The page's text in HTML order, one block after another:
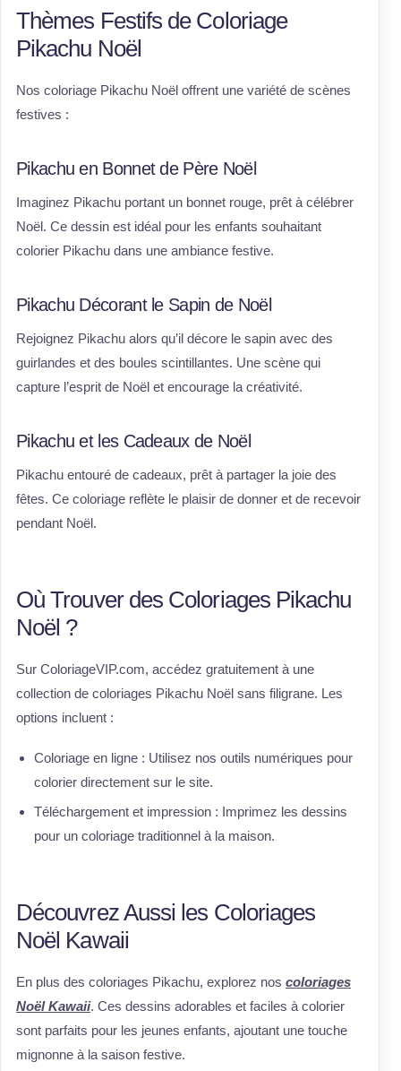
Thèmes Festifs de Coloriage
Pikachu Noël
Nos coloriage Pikachu Noël offrent une variété de scènes
festives :
Pikachu en Bonnet de Père Noël
Imaginez Pikachu portant un bonnet rouge, prêt à célébrer
Noël. Ce dessin est idéal pour les enfants souhaitant
colorier Pikachu dans une ambiance festive.
Pikachu Décorant le Sapin de Noël
Rejoignez Pikachu alors qu’il décore le sapin avec des
guirlandes et des boules scintillantes. Une scène qui
capture l’esprit de Noël et encourage la créativité.
Pikachu et les Cadeaux de Noël
Pikachu entouré de cadeaux, prêt à partager la joie des
fêtes. Ce coloriage reflète le plaisir de donner et de recevoir
pendant Noël.
Où Trouver des Coloriages Pikachu
Noël ?
Sur ColoriageVIP.com, accédez gratuitement à une
collection de coloriages Pikachu Noël sans filigrane. Les
options incluent :
Coloriage en ligne : Utilisez nos outils numériques pour
colorier directement sur le site.
Téléchargement et impression : Imprimez les dessins
pour un coloriage traditionnel à la maison.
Découvrez Aussi les Coloriages
Noël Kawaii
En plus des coloriages Pikachu, explorez nos coloriages
Noël Kawaii. Ces dessins adorables et faciles à colorier
sont parfaits pour les jeunes enfants, ajoutant une touche
mignonne à la saison festive.